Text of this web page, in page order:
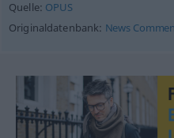
Quelle: OPUS
Originaldatenbank: News